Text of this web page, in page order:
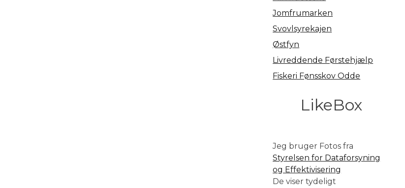
Jomfrumarken
Svovlsyrekajen
Østfyn
Livreddende Førstehjælp
Fiskeri Fønsskov Odde
LikeBox
Jeg bruger Fotos fra
Styrelsen for Dataforsyning
og Effektivisering
De viser tydeligt